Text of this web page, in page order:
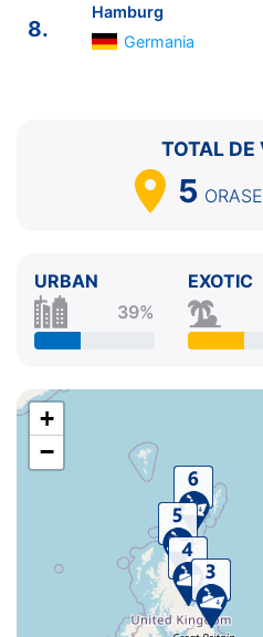
6.
Kirkwall Scotia
7. Zi de navigare pe Mare
8.
Hamburg
Germania
TOTAL DE
5 ORASE
URBAN
39%
EXOTIC
+
−